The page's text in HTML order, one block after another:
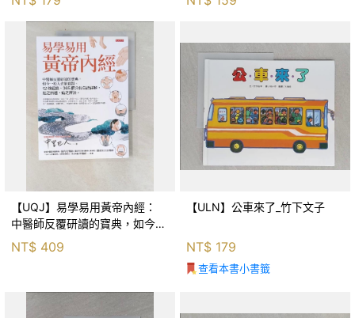
【UQJ】易學易用黃帝內經：
中醫師反覆研讀的寶典，如今一
般人也能實踐。12條經絡、365
個穴位白話詳解，經之所過，病
NT$ 409
【ULN】公車來了_竹下文子
NT$ 179
查看本書小書籤